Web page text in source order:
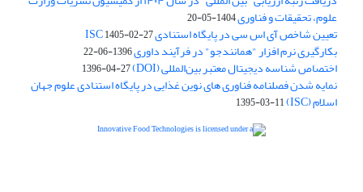
علوم، تحقیقات و فناوری1404-05-20
تعیین شاخص آی اس سی در پایگاه استنادی ISC1405-02-27
بکارگیری نرم افزار "همانندجو" در فرآیند داوری1396-06-22
اختصاص شناسه دیجیتال معتبر بین‌المللی (DOI) 1396-04-27
نمایه شدن فصلنامه فناوری های نوین غذایی در پایگاه استنادی علوم جهان
اسلام (ISC) 1395-03-11